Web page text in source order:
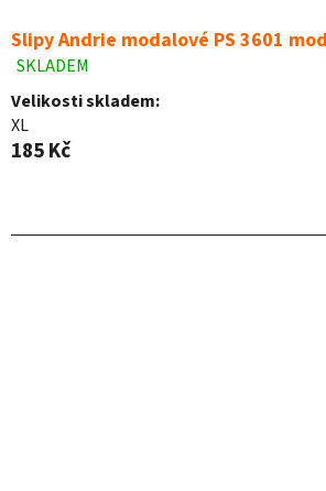
Slipy Andrie modalové PS 3601
Průměrné
hodnocení
produktu
je
5,0
hvězdiček.
SKLADEM
Velikosti skladem:
XL
185 Kč